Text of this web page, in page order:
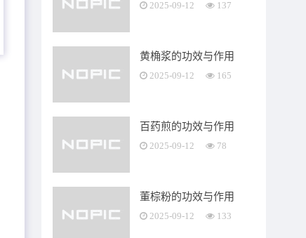
2025-09-12 137
黄桷浆的功效与作用
2025-09-12 165
百药煎的功效与作用
2025-09-12 78
董棕粉的功效与作用
2025-09-12 133